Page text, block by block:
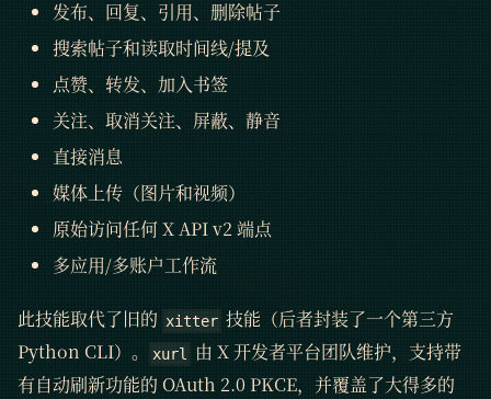
发布、回复、引用、删除帖子
搜索帖子和读取时间线/提及
点赞、转发、加入书签
关注、取消关注、屏蔽、静音
直接消息
媒体上传（图片和视频）
原始访问任何 X API v2 端点
多应用/多账户工作流
此技能取代了旧的 xitter 技能（后者封装了一个第三方
Python CLI）。
xurl
由 X 开发者平台团队维护，支持带
有自动刷新功能的 OAuth 2.0 PKCE，并覆盖了大得多的